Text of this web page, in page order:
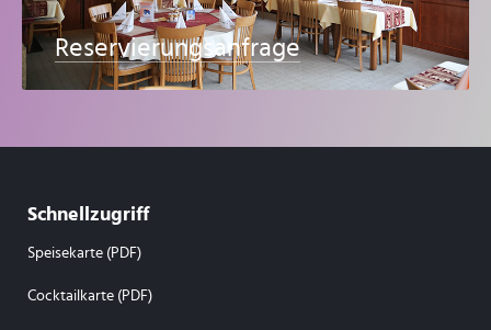
Reservierungsanfrage
Schnellzugriff
Speisekarte (PDF)
Cocktailkarte (PDF)